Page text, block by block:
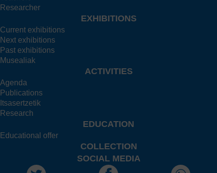
Researcher
EXHIBITIONS
Current exhibitions
Next exhibitions
Past exhibitions
Musealiak
ACTIVITIES
Agenda
Publications
Itsasertzetik
Research
EDUCATION
Educational offer
COLLECTION
SOCIAL MEDIA